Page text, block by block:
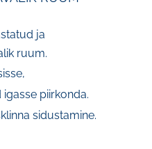
ja
ruum.
piirkonda.
sidustamine.